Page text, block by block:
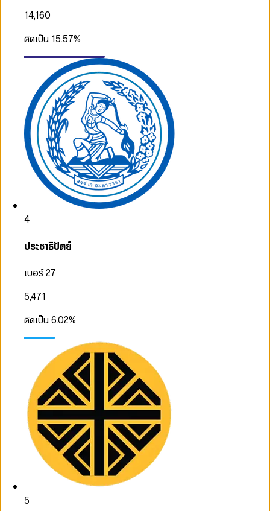
14,160
คิดเป็น 15.57%
4
ประชาธิปัตย์
เบอร์ 27
5,471
คิดเป็น6.02%
5